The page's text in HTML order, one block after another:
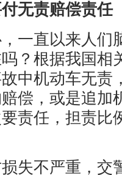
无责赔偿责任
一直以来人们
？根据我国相
中机动车无责
偿，或是追加
责任，担责比
失不严重，交